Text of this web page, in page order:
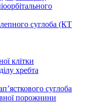
суглоба (КТ
клітки
хребта
суглоба
порожнини